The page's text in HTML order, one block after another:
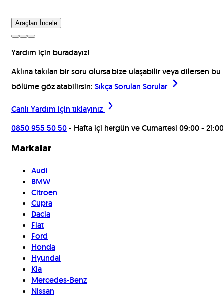
Araçları İncele
Yardım için buradayız!
Aklına takılan bir soru olursa bize ulaşabilir veya dilersen bu
bölüme göz atabilirsin: Sıkça Sorulan Sorular
Canlı Yardım için tıklayınız
0850 955 50 50- Hafta içi hergün ve Cumartesi 09:00 - 21:00
Markalar
Audi
BMW
Citroen
Cupra
Dacia
Fiat
Ford
Honda
Hyundai
Kia
Mercedes-Benz
Nissan